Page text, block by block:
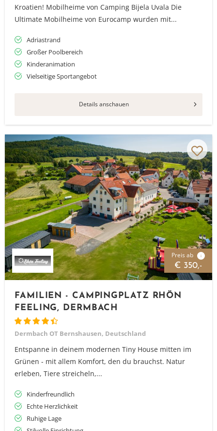
Kroatien! Mobilheime von Camping Bijela Uvala Die
Ultimate Mobilheime von Eurocamp wurden mit...
Adriastrand
Großer Poolbereich
Kinderanimation
Vielseitige Sportangebot
Details anschauen
Preis ab i
€ 350,-
FAMILIEN - CAMPINGPLATZ RHÖN
FEELING, DERMBACH
Dermbach OT Bernshausen, Deutschland
Entspanne in deinem modernen Tiny House mitten im
Grünen - mit allem Komfort, den du brauchst. Natur
erleben, Tiere streicheln,...
Kinderfreundlich
Echte Herzlichkeit
Ruhige Lage